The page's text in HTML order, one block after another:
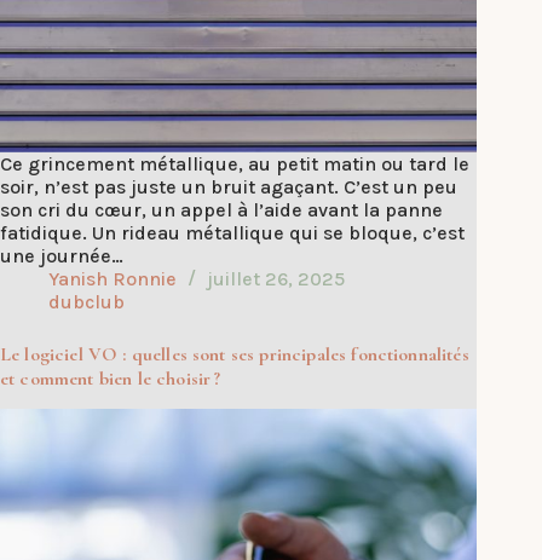
Ce grincement métallique, au petit matin ou tard le
soir, n’est pas juste un bruit agaçant. C’est un peu
son cri du cœur, un appel à l’aide avant la panne
fatidique. Un rideau métallique qui se bloque, c’est
une journée…
Yanish Ronnie
juillet 26, 2025
dubclub
Le logiciel VO : quelles sont ses principales fonctionnalités
et comment bien le choisir ?